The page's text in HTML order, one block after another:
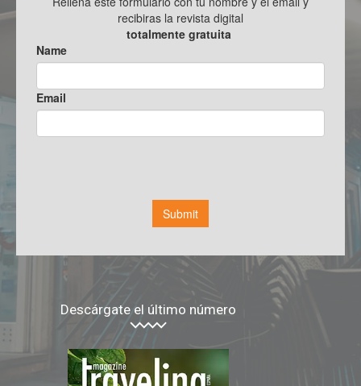
Descárgate el último número